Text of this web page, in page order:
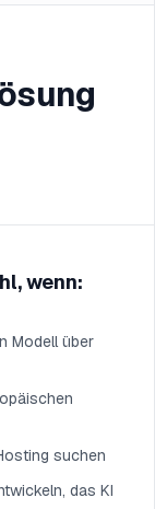
wenn:
Modell über
suchen
das KI